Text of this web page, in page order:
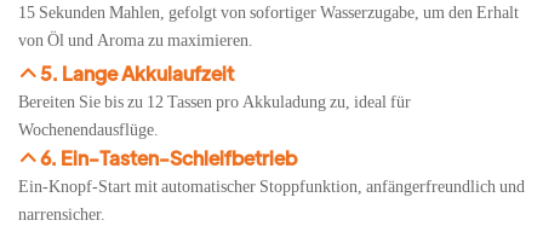
15 Sekunden Mahlen, gefolgt von sofortiger Wasserzugabe, um den Erhalt
von Öl und Aroma zu maximieren.
5. Lange Akkulaufzeit
Bereiten Sie bis zu 12 Tassen pro Akkuladung zu, ideal für
Wochenendausflüge.
6. Ein-Tasten-Schleifbetrieb
Ein-Knopf-Start mit automatischer Stoppfunktion, anfängerfreundlich und
narrensicher.